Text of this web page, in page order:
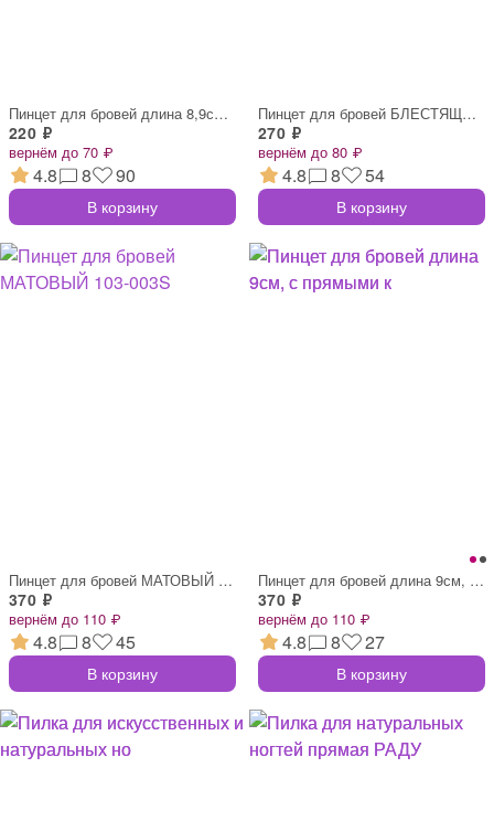
Пинцет для бровей длина 8,9см, со скошен
220 ₽
вернём до 70 ₽
4.8 8 90
В корзину
Пинцет для бровей БЛЕСТЯЩИЙ 112-001
270 ₽
вернём до 80 ₽
4.8 8 54
В корзину
Пинцет для бровей МАТОВЫЙ 103-003S
370 ₽
вернём до 110 ₽
4.8 8 45
В корзину
Пинцет для бровей длина 9см, с прямыми к
370 ₽
вернём до 110 ₽
4.8 8 27
В корзину